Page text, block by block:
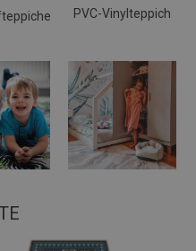
PVC-Vinylteppich